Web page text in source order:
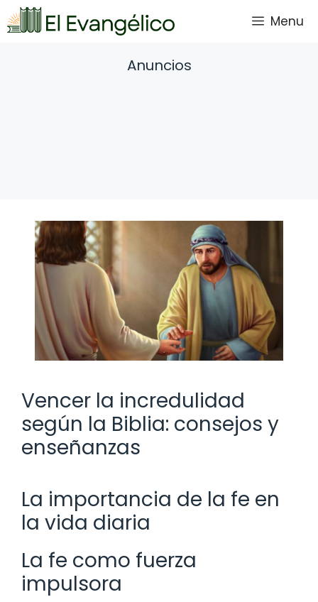
Saltar
al
Menu
Anuncios
Vencer la incredulidad
según la Biblia: consejos y
enseñanzas
La importancia de la fe en
la vida diaria
La fe como fuerza
impulsora